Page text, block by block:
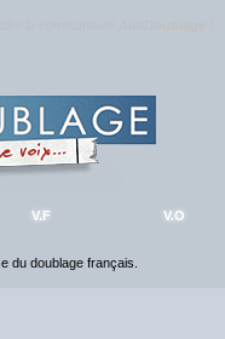
V.F V.O
du doublage français.